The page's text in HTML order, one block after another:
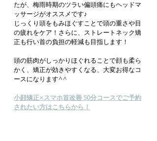
たが、梅雨時期のツラい偏頭痛にもヘッドマ
ッサージがオススメです♪
じっくり頭をもみほぐすことで頭の重さや目
の疲れをケア！さらに、ストレートネック矯
正も行い首の負担の軽減も目指します！
頭の筋肉がしっかりほぐれることで顔も柔ら
かく、矯正が効きやすくなる、大変お得なコ
ースになります^^
小顔矯正×スマホ首改善 50分コースでご予約
されたい方はこちらから！